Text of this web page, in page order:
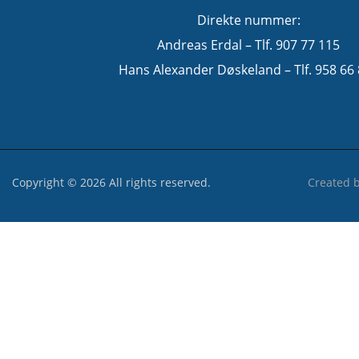
Direkte nummer:
Andreas Erdal – Tlf. 907 77 115
Hans Alexander Døskeland – Tlf. 958 66
Copyright © 2026 All rights reserved. Created